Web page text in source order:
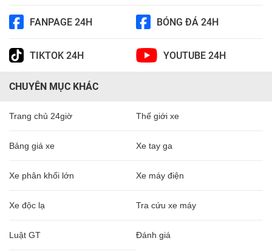
FANPAGE 24H BÓNG ĐÁ 24H
TIKTOK 24H YOUTUBE 24H
CHUYÊN MỤC KHÁC
Trang chủ 24giờ Thế giới xe
Bảng giá xe Xe tay ga
Xe phân khối lớn Xe máy điện
Xe độc lạ Tra cứu xe máy
Luật GT Đánh giá